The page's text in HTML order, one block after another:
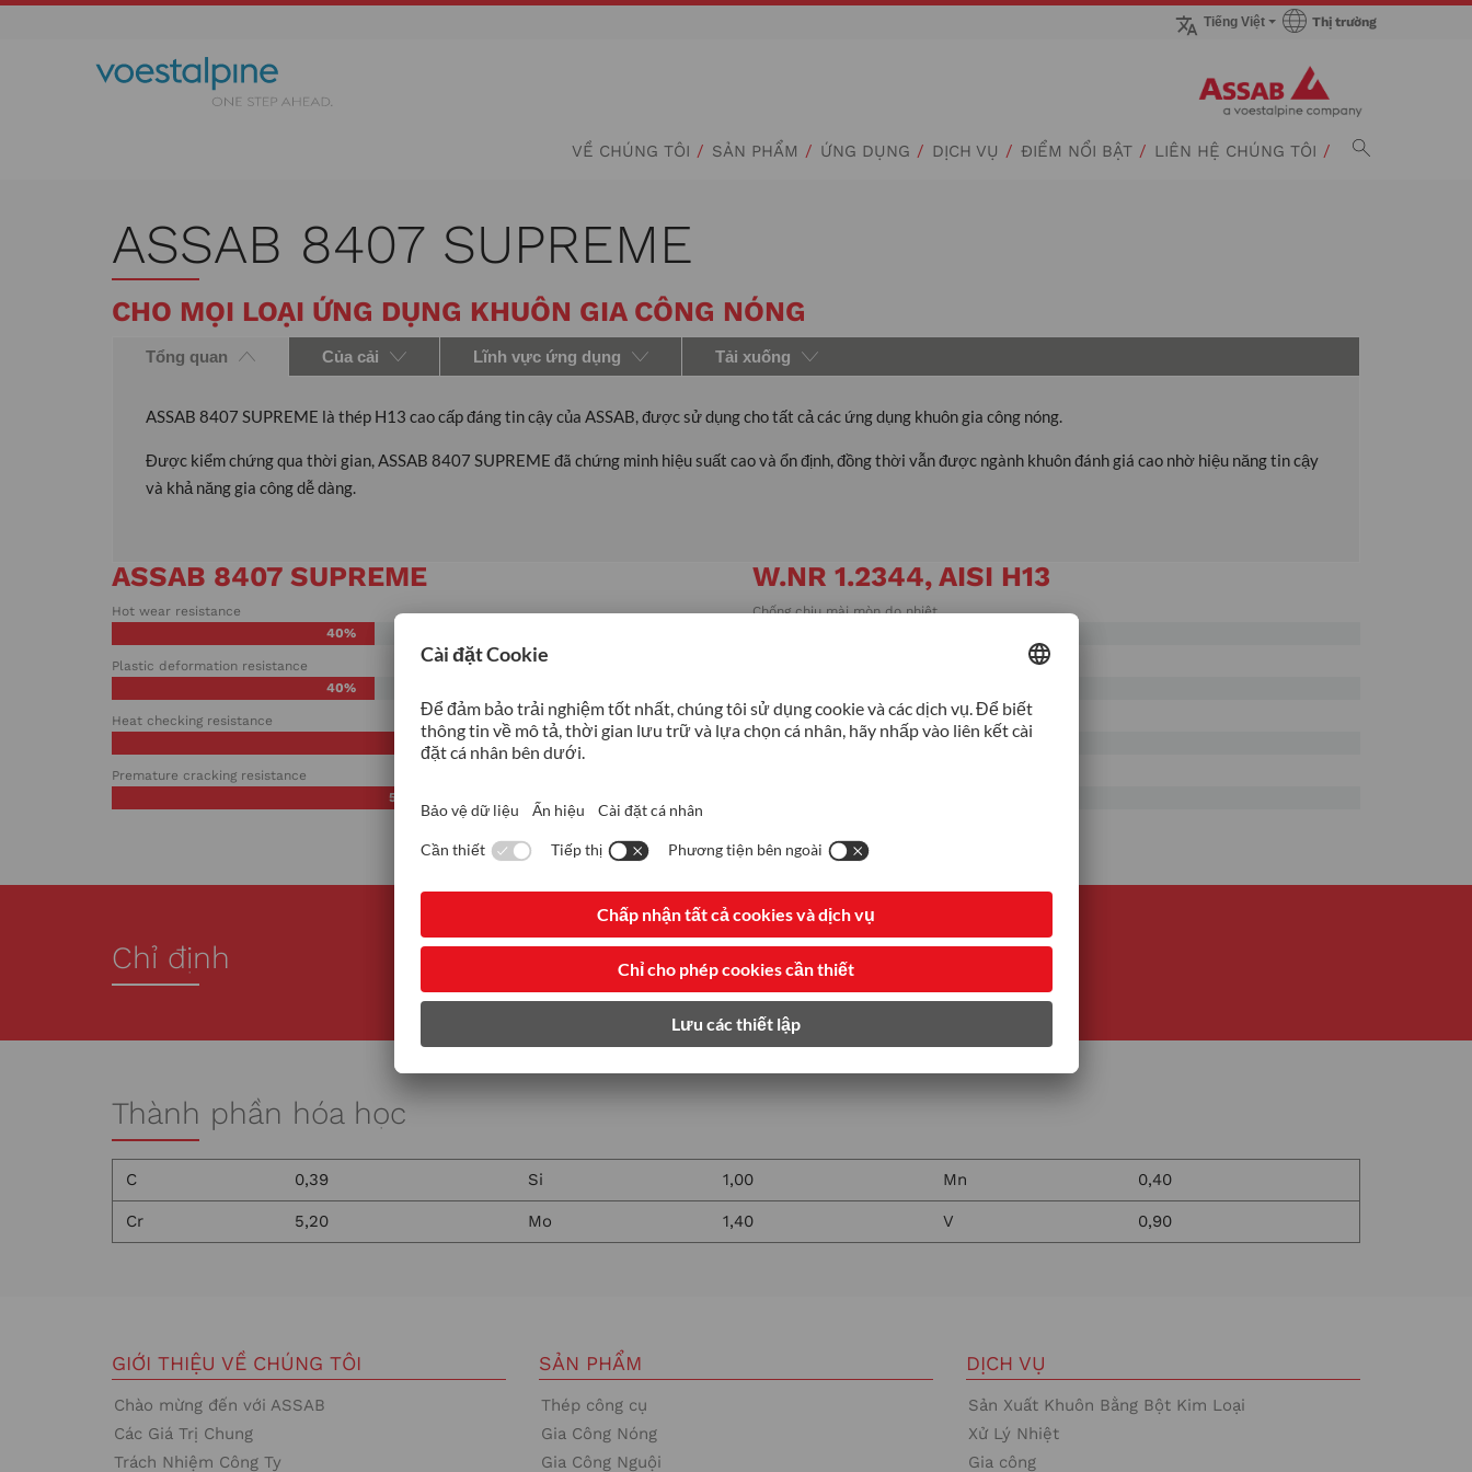
Tiếng Việt Thị trường
Tới trang Thị trường
VỀ CHÚNG TÔI SẢN PHẨM ỨNG DỤNG DỊCH VỤ ĐIỂM NỔI BẬT LIÊN HỆ CHÚNG TÔI
ASSAB 8407 SUPREME
CHO MỌI LOẠI ỨNG DỤNG KHUÔN GIA CÔNG NÓNG
Tổng quan Của cải Lĩnh vực ứng dụng Tải xuống
ASSAB 8407 SUPREME là thép H13 cao cấp đáng tin cậy của ASSAB, được sử dụng cho tất cả các ứng dụng khuôn gia công nóng.
Được kiểm chứng qua thời gian, ASSAB 8407 SUPREME đã chứng minh hiệu suất cao và ổn định, đồng thời vẫn được ngành khuôn đánh giá cao nhờ hiệu năng tin cậy
và khả năng gia công dễ dàng.
ASSAB 8407 SUPREME
Hot wear resistance
40%
Plastic deformation resistance
40%
Heat checking resistance
60%
Premature cracking resistance
50%
W.NR 1.2344, AISI H13
Chống chịu mài mòn do nhiệt
Chống tạo vết nứt nhiệt
Chỉ định
Thành phần hóa học
C 0,39 Si 1,00 Mn 0,40
Cr 5,20 Mo 1,40 V 0,90
GIỚI THIỆU VỀ CHÚNG TÔI
Chào mừng đến với ASSAB
Các Giá Trị Chung
Trách Nhiệm Công Ty
SẢN PHẨM
Thép công cụ
Gia Công Nóng
Gia Công Nguội
DỊCH VỤ
Sản Xuất Khuôn Bằng Bột Kim Loại
Xử Lý Nhiệt
Gia công